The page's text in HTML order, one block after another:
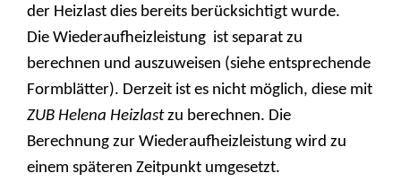
der Heizlast dies bereits berücksichtigt wurde.
Die Wiederaufheizleistung ist separat zu
berechnen und auszuweisen (siehe entsprechende
Formblätter). Derzeit ist es nicht möglich, diese mit
ZUB Helena Heizlastzu berechnen. Die
Berechnung zur Wiederaufheizleistung wird zu
einem späteren Zeitpunkt umgesetzt.